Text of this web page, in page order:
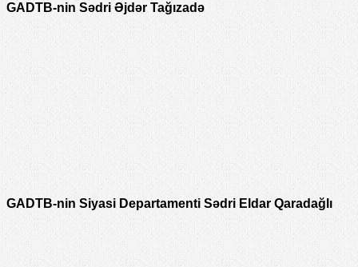
GADTB-nin Sədri Əjdər Tağızadə
GADTB-nin Siyasi Departamenti Sədri Eldar Qaradağlı